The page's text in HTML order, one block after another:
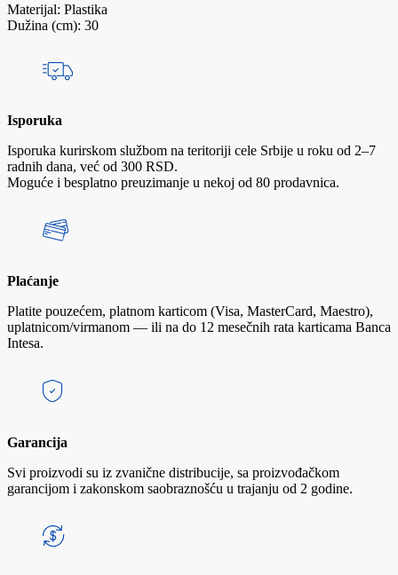
Materijal: Plastika
Dužina (cm): 30
Isporuka
Isporuka kurirskom službom na teritoriji cele Srbije u roku od 2–7
radnih dana, već od 300 RSD.
Moguće i besplatno preuzimanje u nekoj od 80 prodavnica.
Plaćanje
Platite pouzećem, platnom karticom (Visa, MasterCard, Maestro),
uplatnicom/virmanom — ili na do 12 mesečnih rata karticama Banca
Intesa.
Garancija
Svi proizvodi su iz zvanične distribucije, sa proizvođačkom
garancijom i zakonskom saobraznošću u trajanju od 2 godine.